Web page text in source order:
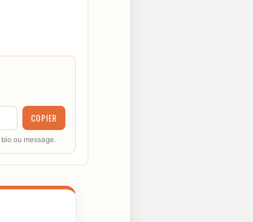
COPIER
ou message.